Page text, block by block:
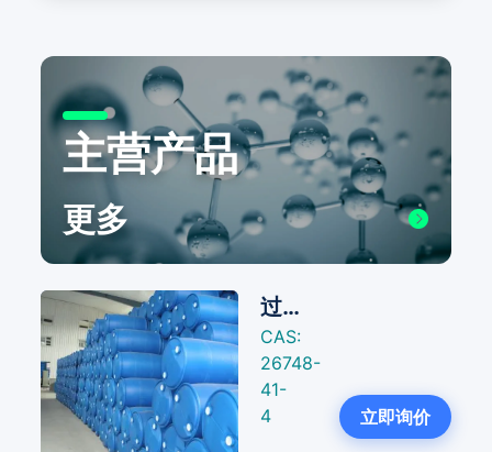
主营产品
更多
Next
过氧化新癸酸叔丁酯（BNP)
CAS:
26748-
41-
4
立即询价